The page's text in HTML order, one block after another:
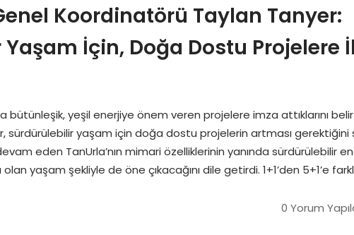
Koordinatörü Taylan Tanyer:
İçin, Doğa Dostu Projelere
bütünleşik, yeşil enerjiye önem veren projelere imza attıklarını
sürdürülebilir yaşam için doğa dostu projelerin artması gerektiğini
eden TanUrla’nın mimari özelliklerinin yanında sürdürülebilir
yaşam şekliyle de öne çıkacağını dile getirdi. 1+1’den 5+1’e
0 Yorum